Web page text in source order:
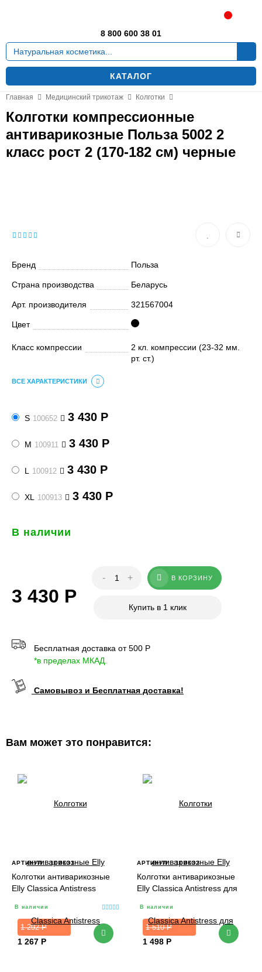
Москва
8 800 600 38 01
КАТАЛОГ
0
Главная Медицинский трикотаж Колготки
Колготки компрессионные
антиварикозные Польза 5002 2
класс рост 2 (170-182 см) черные
Бренд Польза
Страна производства Беларусь
Арт. производителя 321567004
Цвет
Класс компрессии
2 кл. компрессии (23-32 мм.
рт. ст.)
ВСЕ ХАРАКТЕРИСТИКИ
S 100652 3 430 Р
M 100911 3 430 Р
L 100912 3 430 Р
XL 100913 3 430 Р
В наличии
3 430 Р
- + В КОРЗИНУ
Купить в 1 клик
Бесплатная доставка от 500 Р
*в пределах МКАД.
Самовывоз и Бесплатная доставка!
Вам может это понравится:
АРТИКУЛ: 100631
Колготки антиварикозные
Elly Classica Antistress
В наличии
1 292Р
1 267 Р
АРТИКУЛ: 100632
Колготки антиварикозные
Elly Classica Antistress для
телесный
В наличии
1 510Р
1 498 Р